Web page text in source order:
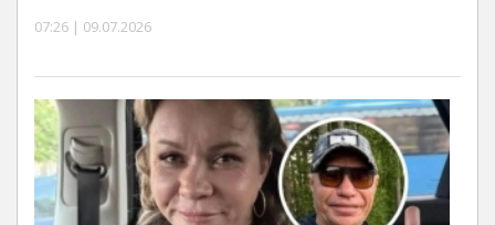
07:26 | 09.07.2026